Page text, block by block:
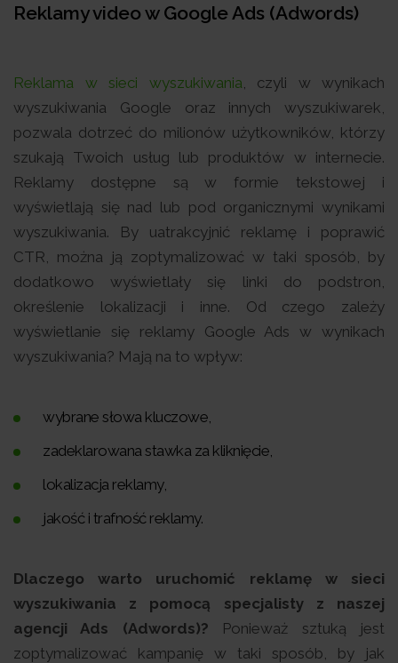
Reklamy video w Google Ads (Adwords)
Reklama w sieci wyszukiwania , czyli w wynikach
wyszukiwania Google oraz innych wyszukiwarek,
pozwala dotrzeć do milionów użytkowników, którzy
szukają Twoich usług lub produktów w internecie.
Reklamy dostępne są w formie tekstowej i
wyświetlają się nad lub pod organicznymi wynikami
wyszukiwania. By uatrakcyjnić reklamę i poprawić
CTR, można ją zoptymalizować w taki sposób, by
dodatkowo wyświetlały się linki do podstron,
określenie lokalizacji i inne. Od czego zależy
wyświetlanie się reklamy Google Ads w wynikach
wyszukiwania? Mają na to wpływ:
wybrane słowa kluczowe,
zadeklarowana stawka za kliknięcie,
lokalizacja reklamy,
jakość i trafność reklamy.
Dlaczego warto uruchomić reklamę w sieci
wyszukiwania z pomocą specjalisty z naszej
agencji Ads (Adwords)? Ponieważ sztuką jest
zoptymalizować kampanię w taki sposób, by jak